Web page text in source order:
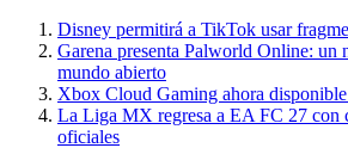
Disney permitirá a TikTok usar
Garena presenta Palworld Online: un
mundo abierto
Xbox Cloud Gaming ahora
La Liga MX regresa a EA FC 27 con
oficiales